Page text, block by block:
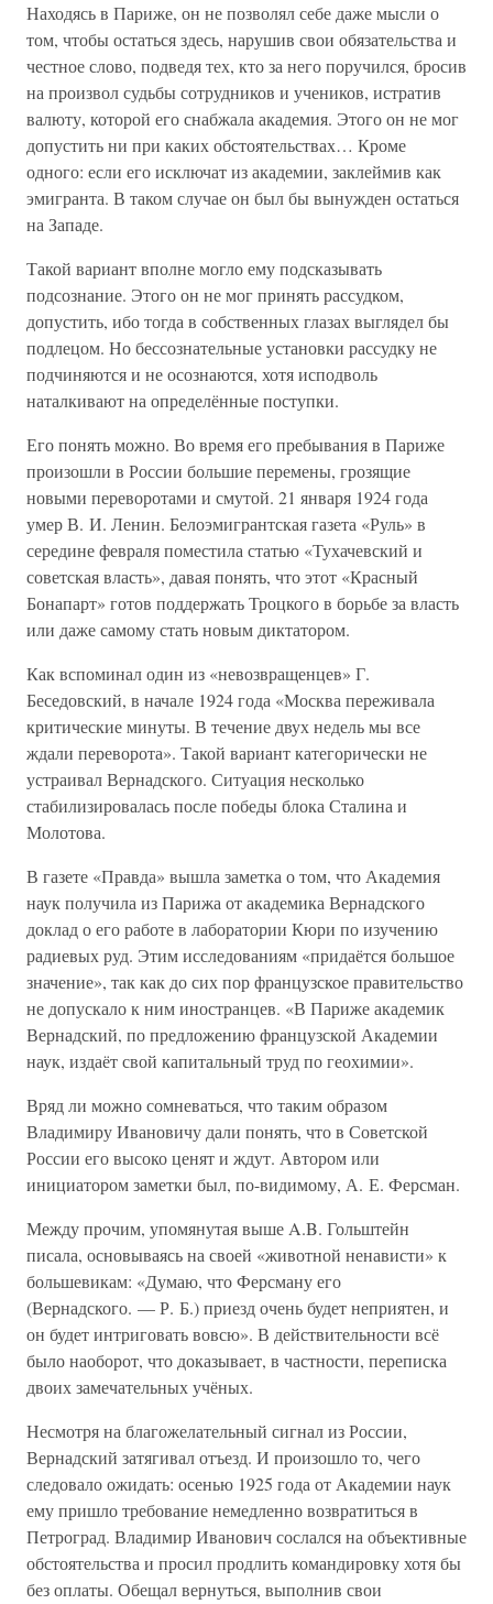
Находясь в Париже, он не позволял себе даже мысли о
том, чтобы остаться здесь, нарушив свои обязательства и
честное слово, подведя тех, кто за него поручился, бросив
на произвол судьбы сотрудников и учеников, истратив
валюту, которой его снабжала академия. Этого он не мог
допустить ни при каких обстоятельствах… Кроме
одного: если его исключат из академии, заклеймив как
эмигранта. В таком случае он был бы вынужден остаться
на Западе.
Такой вариант вполне могло ему подсказывать
подсознание. Этого он не мог принять рассудком,
допустить, ибо тогда в собственных глазах выглядел бы
подлецом. Но бессознательные установки рассудку не
подчиняются и не осознаются, хотя исподволь
наталкивают на определённые поступки.
Его понять можно. Во время его пребывания в Париже
произошли в России большие перемены, грозящие
новыми переворотами и смутой. 21 января 1924 года
умер В. И. Ленин. Белоэмигрантская газета «Руль» в
середине февраля поместила статью «Тухачевский и
советская власть», давая понять, что этот «Красный
Бонапарт» готов поддержать Троцкого в борьбе за власть
или даже самому стать новым диктатором.
Как вспоминал один из «невозвращенцев» Г.
Беседовский, в начале 1924 года «Москва переживала
критические минуты. В течение двух недель мы все
ждали переворота». Такой вариант категорически не
устраивал Вернадского. Ситуация несколько
стабилизировалась после победы блока Сталина и
Молотова.
В газете «Правда» вышла заметка о том, что Академия
наук получила из Парижа от академика Вернадского
доклад о его работе в лаборатории Кюри по изучению
радиевых руд. Этим исследованиям «придаётся большое
значение», так как до сих пор французское правительство
не допускало к ним иностранцев. «В Париже академик
Вернадский, по предложению французской Академии
наук, издаёт свой капитальный труд по геохимии».
Вряд ли можно сомневаться, что таким образом
Владимиру Ивановичу дали понять, что в Советской
России его высоко ценят и ждут. Автором или
инициатором заметки был, по-видимому, А. Е. Ферсман.
Между прочим, упомянутая выше A.B. Гольштейн
писала, основываясь на своей «животной ненависти» к
большевикам: «Думаю, что Ферсману его
(Вернадского. — Р. Б.) приезд очень будет неприятен, и
он будет интриговать вовсю». В действительности всё
было наоборот, что доказывает, в частности, переписка
двоих замечательных учёных.
Несмотря на благожелательный сигнал из России,
Вернадский затягивал отъезд. И произошло то, чего
следовало ожидать: осенью 1925 года от Академии наук
ему пришло требование немедленно возвратиться в
Петроград. Владимир Иванович сослался на объективные
обстоятельства и просил продлить командировку хотя бы
без оплаты. Обещал вернуться, выполнив свои